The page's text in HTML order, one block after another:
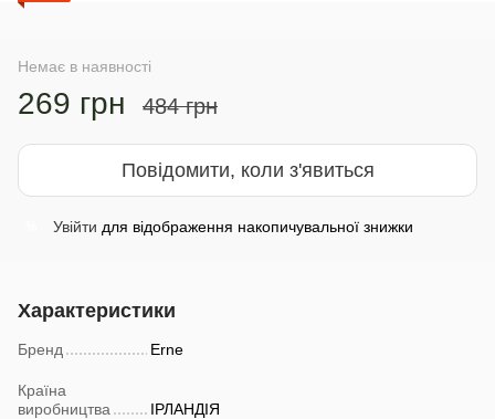
Немає в наявності
269 грн 484 грн
Повідомити, коли з'явиться
Увійти для відображення накопичувальної знижки
Характеристики
Бренд Erne
Країна
виробництва
ІРЛАНДІЯ